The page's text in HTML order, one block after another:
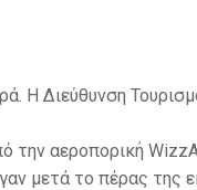
Η Διεύθυνση
αεροπορική
μετά το πέρας της